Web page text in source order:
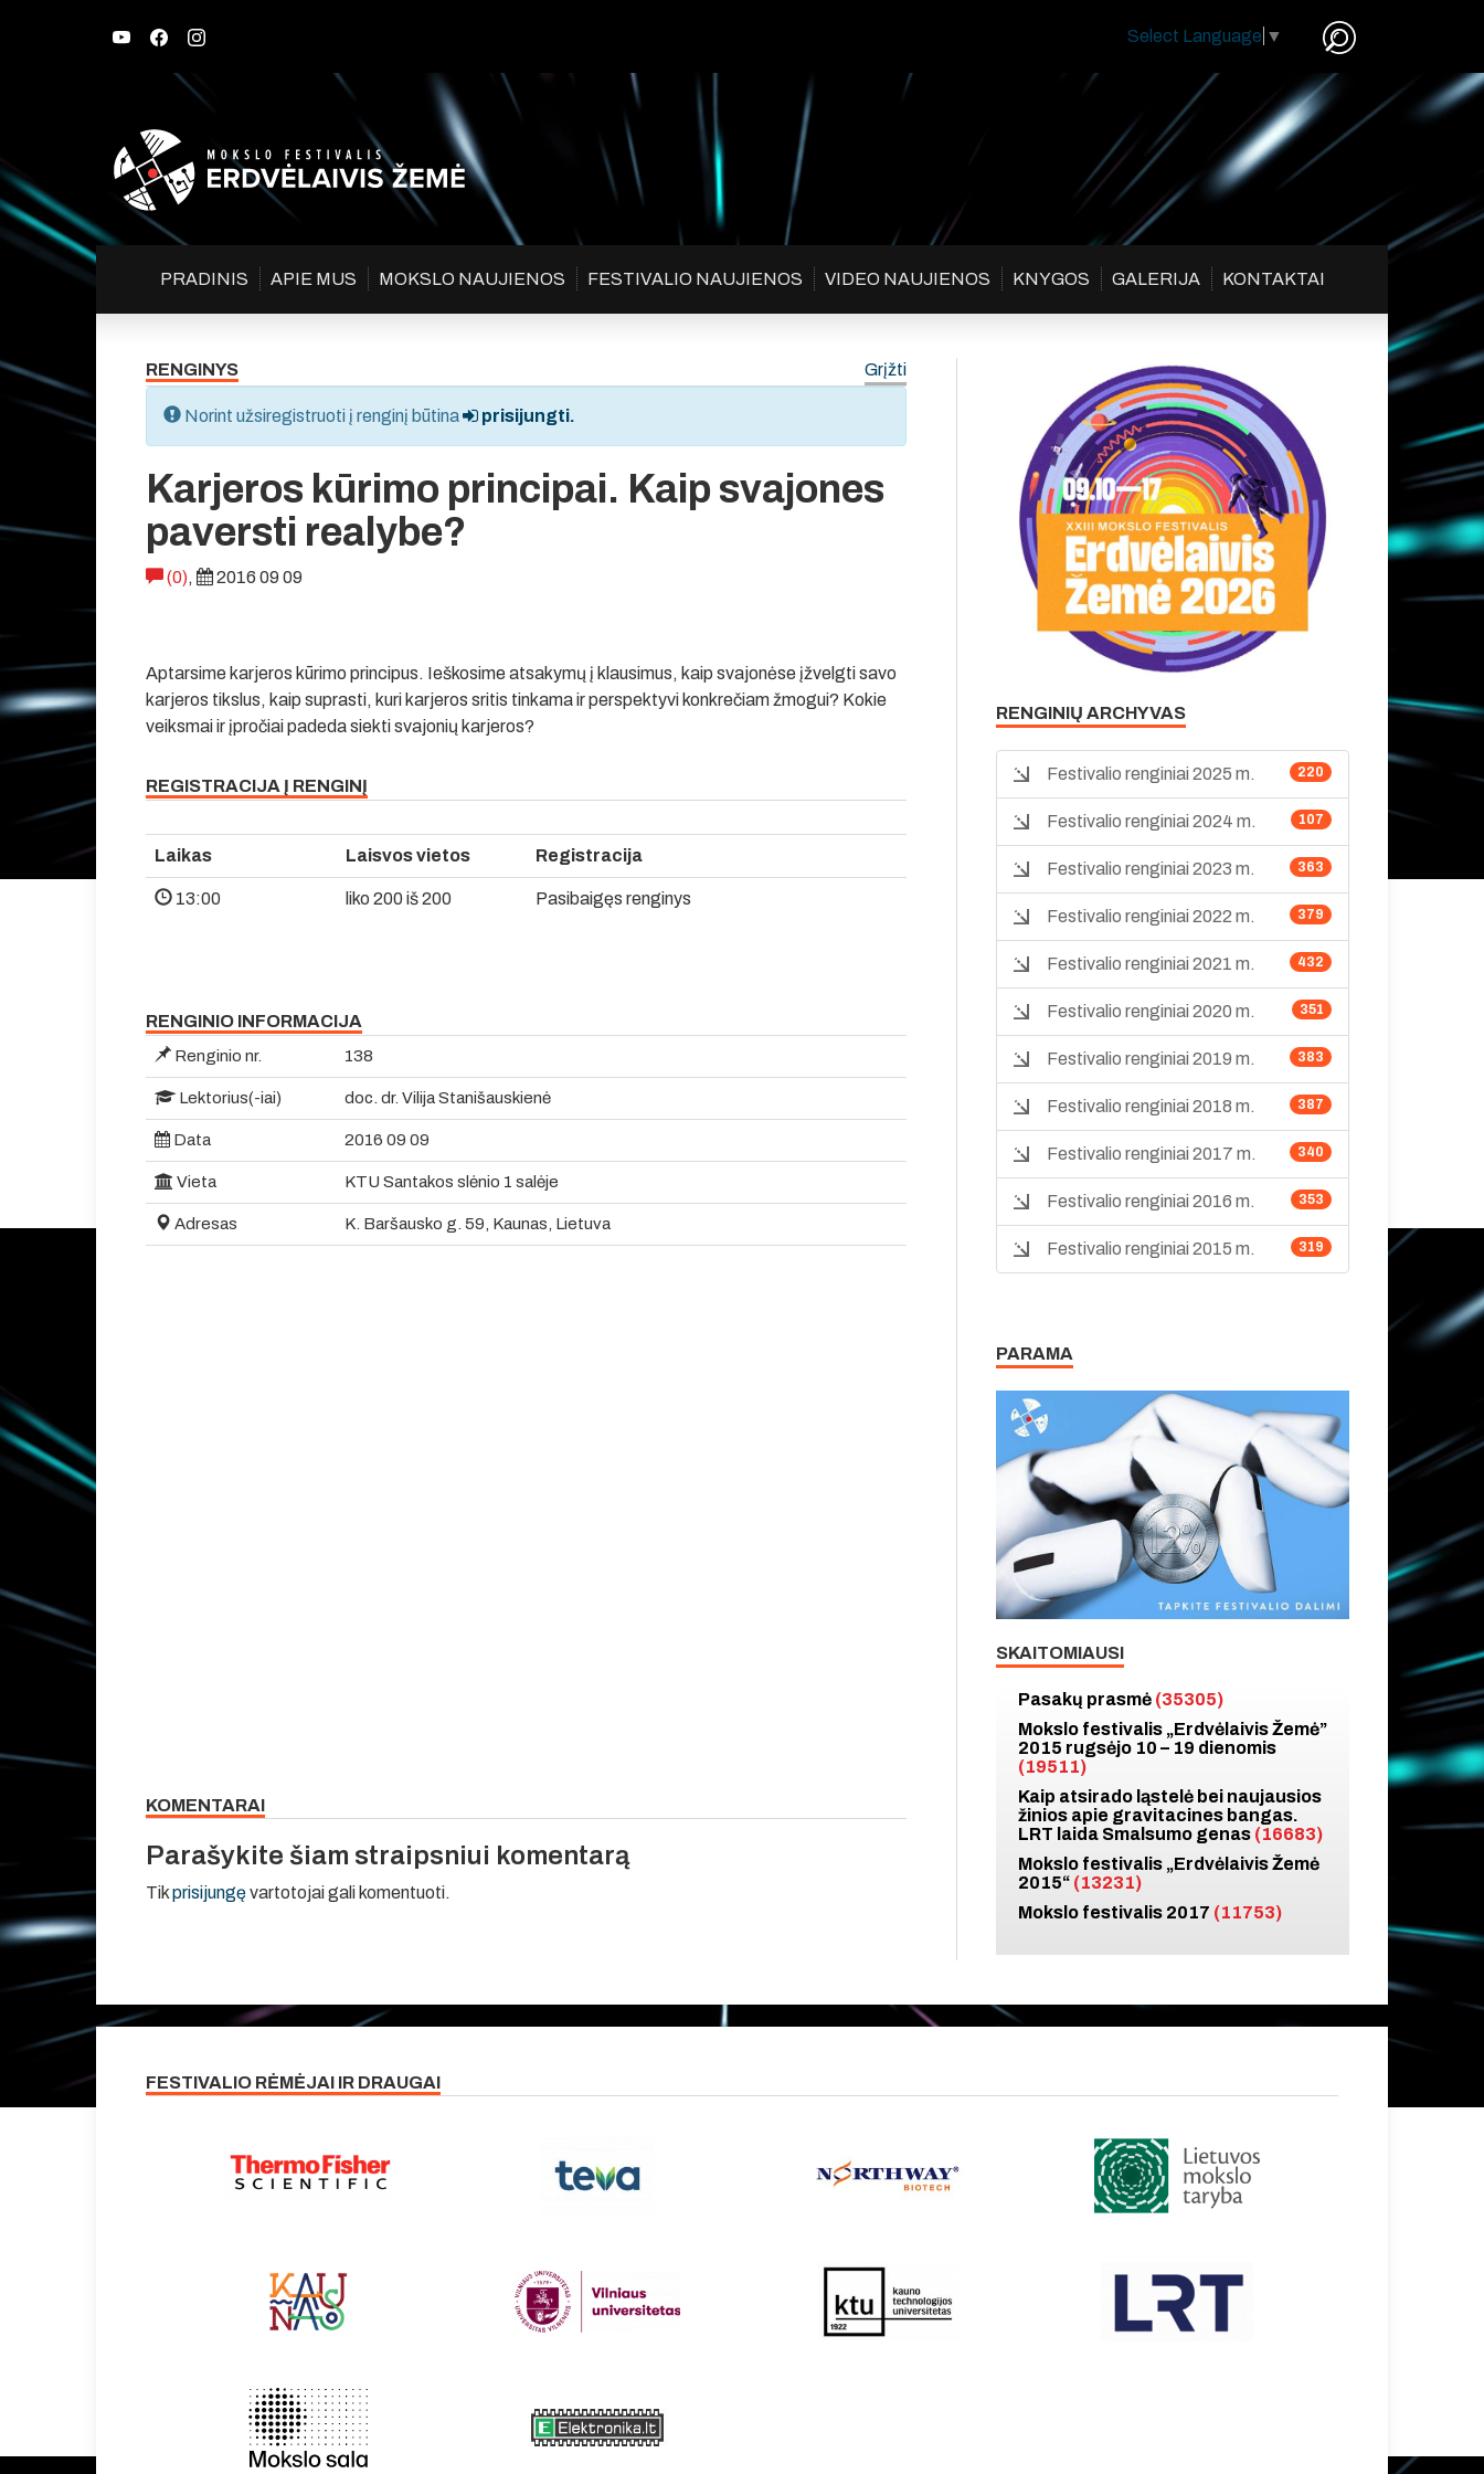
Select Language ▼
PRADINIS APIE MUS MOKSLO NAUJIENOS FESTIVALIO NAUJIENOS VIDEO NAUJIENOS KNYGOS GALERIJA KONTAKTAI
RENGINYS Grįžti
Norint užsiregistruoti į renginį būtina prisijungti.
Karjeros kūrimo principai. Kaip svajones
paversti realybe?
(0), 2016 09 09
Aptarsime karjeros kūrimo principus. Ieškosime atsakymų į klausimus, kaip svajonėse įžvelgti savo
karjeros tikslus, kaip suprasti, kuri karjeros sritis tinkama ir perspektyvi konkrečiam žmogui? Kokie
veiksmai ir įpročiai padeda siekti svajonių karjeros?
REGISTRACIJA Į RENGINĮ
Laikas Laisvos vietos Registracija
13:00 liko 200 iš 200 Pasibaigęs renginys
RENGINIO INFORMACIJA
Renginio nr. 138
Lektorius(-iai) doc. dr. Vilija Stanišauskienė
Data 2016 09 09
Vieta KTU Santakos slėnio 1 salėje
Adresas K. Baršausko g. 59, Kaunas, Lietuva
KOMENTARAI
Parašykite šiam straipsniui komentarą
Tikprisijungęvartotojai gali komentuoti.
RENGINIŲ ARCHYVAS
220
Festivalio renginiai 2025 m.
107
Festivalio renginiai 2024 m.
363
Festivalio renginiai 2023 m.
379
Festivalio renginiai 2022 m.
432
Festivalio renginiai 2021 m.
351
Festivalio renginiai 2020 m.
383
Festivalio renginiai 2019 m.
387
Festivalio renginiai 2018 m.
340
Festivalio renginiai 2017 m.
353
Festivalio renginiai 2016 m.
319
Festivalio renginiai 2015 m.
PARAMA
SKAITOMIAUSI
Pasakų prasmė (35305)
Mokslo festivalis „Erdvėlaivis Žemė”
2015 rugsėjo 10 – 19 dienomis
(19511)
Kaip atsirado ląstelė bei naujausios
žinios apie gravitacines bangas.
LRT laida Smalsumo genas (16683)
Mokslo festivalis „Erdvėlaivis Žemė
2015“ (13231)
Mokslo festivalis 2017 (11753)
FESTIVALIO RĖMĖJAI IR DRAUGAI